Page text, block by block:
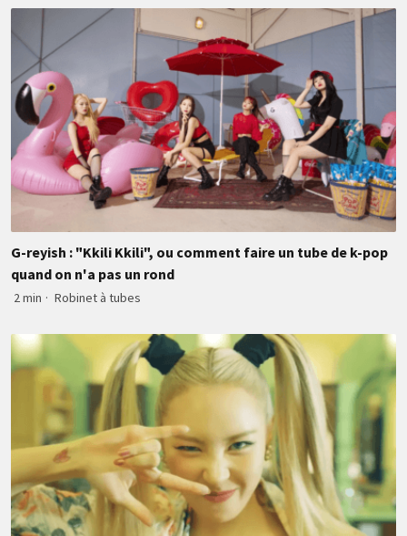
G-reyish : "Kkili Kkili", ou comment faire un tube de k-pop
quand on n'a pas un rond
2 min · Robinet à tubes